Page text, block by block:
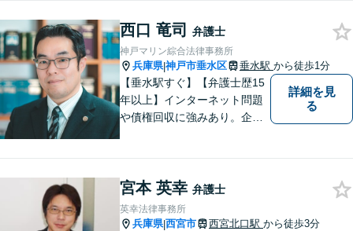
もご相談ください。二人三脚
で平穏な生活を取り戻しまし
ょう。【Zoom・電話相談O
K】
西口 竜司 弁護士
神戸マリン綜合法律事務所
兵庫県|神戸市垂水区 垂水駅 から徒歩1分
【垂水駅すぐ】【弁護士歴15
年以上】インターネット問題
や債権回収に強みあり。企業
しづらくてもご安心くださ
い。【分割払いOK】【休日・
夜間面談・ビデオ面談可】
詳細を見
る
宮本 英幸 弁護士
英幸法律事務所
兵庫県|西宮市 西宮北口駅 から徒歩3分